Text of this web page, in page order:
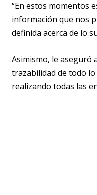
“En estos momentos
información que nos
definida acerca de lo
Asimismo, le aseguró
trazabilidad de todo
realizando todas las